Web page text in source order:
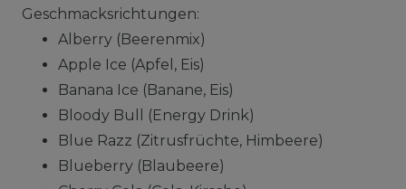
Geschmacksrichtungen:
Alberry (Beerenmix)
Apple Ice (Apfel, Eis)
Banana Ice (Banane, Eis)
Bloody Bull (Energy Drink)
Blue Razz (Zitrusfrüchte, Himbeere)
Blueberry (Blaubeere)